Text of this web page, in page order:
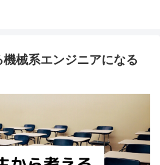
械系エンジニアになる